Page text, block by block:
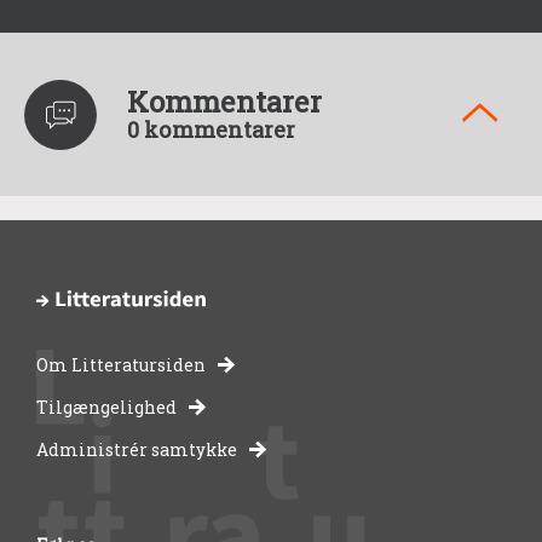
Kommentarer
0 kommentarer
-
bibliotekernes
Om Litteratursiden
Tilgængelighed
Administrér samtykke